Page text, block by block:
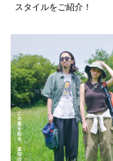
スタイルをご紹介！